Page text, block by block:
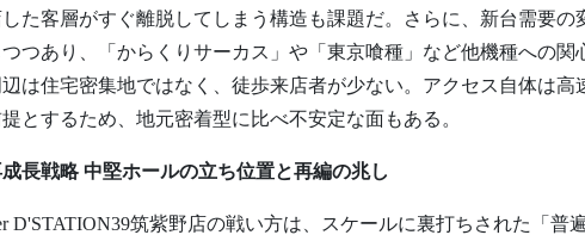
た客層がすぐ離脱してしまう構造も課題だ。さらに、新台需要の
つあり、「からくりサーカス」や「東京喰種」など他機種への関
は住宅密集地ではなく、徒歩来店者が少ない。アクセス自体は高
とするため、地元密着型に比べ不安定な面もある。
成長戦略 中堅ホールの立ち位置と再編の兆し
D'STATION39筑紫野店の戦い方は、スケールに裏打ちされた「普